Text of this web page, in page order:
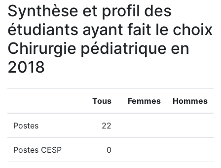
Synthèse et profil des
étudiants ayant fait le choix
Chirurgie pédiatrique en
2018
Tous Femmes Hommes
Postes 22
Postes CESP 0